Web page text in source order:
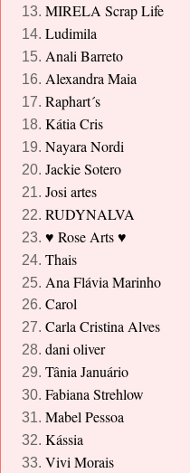
MIRELA Scrap Life
Ludimila
Anali Barreto
Alexandra Maia
Raphart´s
Kátia Cris
Nayara Nordi
Jackie Sotero
Josi artes
RUDYNALVA
♥ Rose Arts ♥
Thais
Ana Flávia Marinho
Carol
Carla Cristina Alves
dani oliver
Tânia Januário
Fabiana Strehlow
Mabel Pessoa
Kássia
Vivi Morais